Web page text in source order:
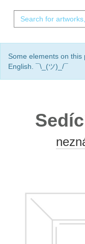
Some elements on
English. ¯\_(ツ)_/¯